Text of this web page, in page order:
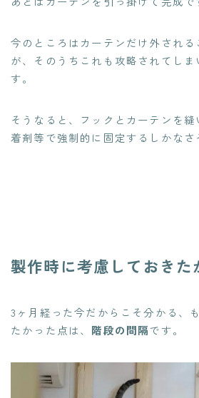
今のところはカーテンだけ外される
が、そのうちこれも攻略されてしま
す。
そうなると、フックとカーテンを
着剤等で強制的に固定するしかなさ
製作時に考慮しておきた
3ヶ月経った今だからこそ分かる、
たかった点は、 階段の間隔です。